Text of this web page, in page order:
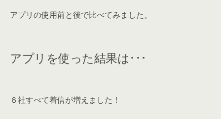
アプリの使用前と後で比べてみました。
アプリを使った結果は･･･
６社すべて着信が増えました！